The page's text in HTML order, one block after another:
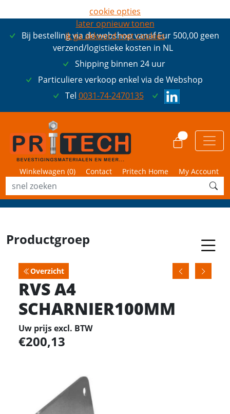
Bij bestelling via de webshop vanaf Eur 500,00 geen
verzend/logistieke kosten in NL
Shipping binnen 24 uur
Particuliere verkoop enkel via de Webshop
Tel 0031-74-2470135
Winkelwagen (0) Contact Pritech Home My Account
Productgroep
Overzicht
RVS A4
SCHARNIER100MM
Uw prijs excl. BTW
200,13
cookie opties
later opnieuw tonen
ik ga akkoord met cookies